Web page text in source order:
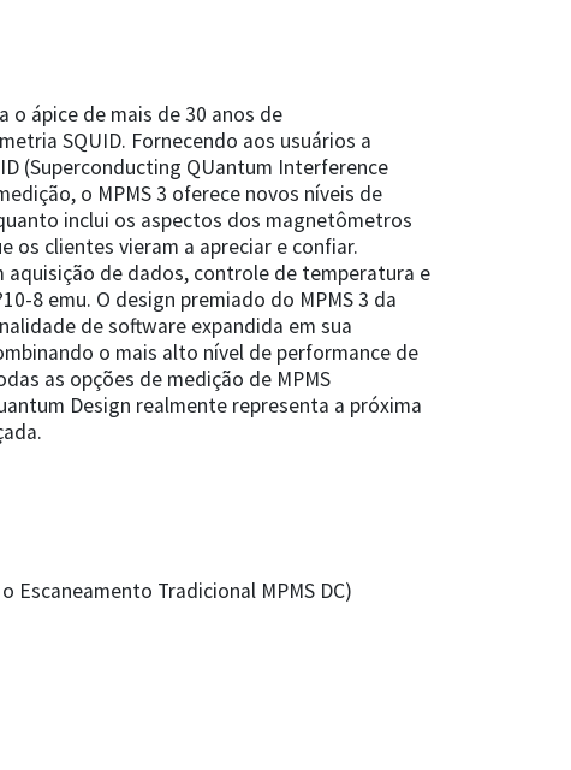
o ápice de mais de 30 anos de
SQUID. Fornecendo aos usuários a
(Superconducting QUantum Interference
o MPMS 3 oferece novos níveis de
inclui os aspectos dos magnetômetros
os clientes vieram a apreciar e confiar.
aquisição de dados, controle de temperatura e
8 emu. O design premiado do MPMS 3 da
de software expandida em sua
o mais alto nível de performance de
as opções de medição de MPMS
Design realmente representa a próxima
Escaneamento Tradicional MPMS DC)